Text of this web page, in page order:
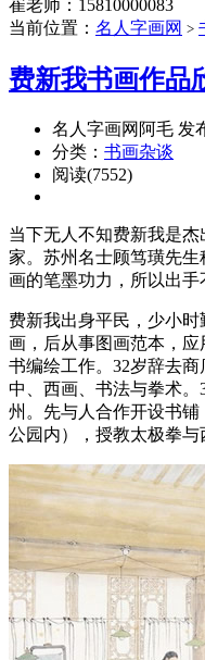
崔老师：15810000083
当前位置： 名人字画网 >
费新我书画作品
名人字画网阿毛 发
分类： 书画杂谈
阅读(7552)
当下无人不知费新我是
家。苏州名士顾笃璜先
画的笔墨功力，所以出手
费新我出身平民，少小
画，后从事图画范本，
书编绘工作。32岁辞去
中、西画、书法与拳术
州。先与人合作开设书铺
公园内），授教太极拳与